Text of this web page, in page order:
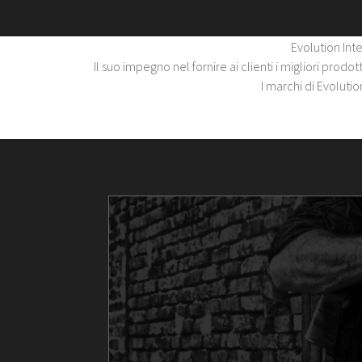
Evolution
Il suo impegno nel fornire ai clienti i migliori
I marchi di